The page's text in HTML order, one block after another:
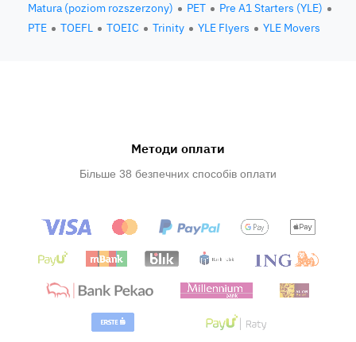
Matura (poziom rozszerzony)
PET
Pre A1 Starters (YLE)
PTE
TOEFL TOEIC Trinity YLE Flyers YLE Movers
Методи оплати
Більше 38 безпечних способів оплати